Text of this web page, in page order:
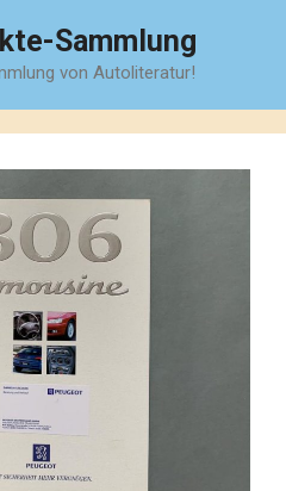
Sammlung
von Autoliteratur!